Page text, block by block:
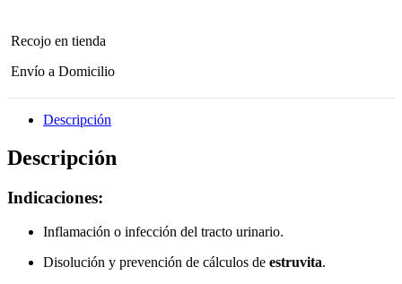
Kg
cantidad
Recojo en tienda
Envío a Domicilio
Descripción
Descripción
Indicaciones:
Inflamación o infección del tracto urinario.
Disolución y prevención de cálculos de estruvita.